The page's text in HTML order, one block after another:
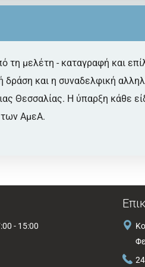
τη μελέτη - καταγραφή και
και η συναδελφική
Θεσσαλίας. Η ύπαρξη κάθε
ΑμεΑ.
- 15:00